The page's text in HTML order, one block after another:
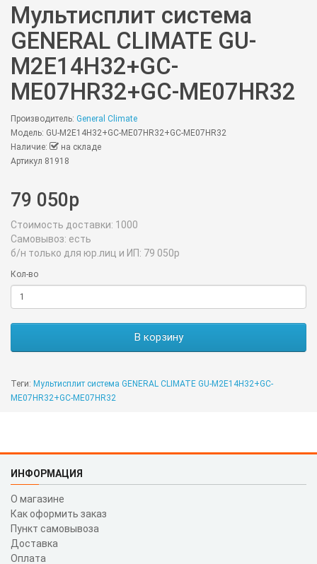
Мультисплит система
GENERAL CLIMATE GU-
M2E14H32+GC-
ME07HR32+GC-ME07HR32
Производитель: General Climate
Модель: GU-M2E14H32+GC-ME07HR32+GC-ME07HR32
Наличие:
на складе
Артикул 81918
79 050р
Стоимость доставки: 1000
Самовывоз: есть
б/н только для юр.лиц и ИП: 79 050р
Кол-во
В корзину
Теги: Мультисплит система GENERAL CLIMATE GU-M2E14H32+GC-
ME07HR32+GC-ME07HR32
ИНФОРМАЦИЯ
О магазине
Как оформить заказ
Пункт самовывоза
Доставка
Оплата